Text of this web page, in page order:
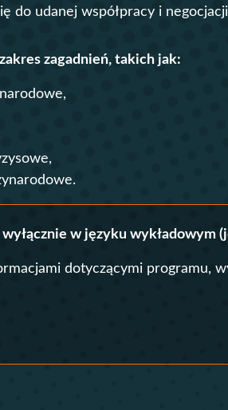
do udanej współpracy i
zagadnień, takich jak:
w języku wykładowym
dotyczącymi